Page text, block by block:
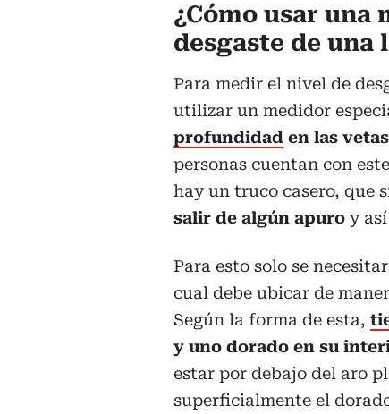
¿Cómo usar una
desgaste de una
Para medir el nivel de
utilizar un medidor
profundidad en las
personas cuentan con
hay un truco casero, que
salir de algún apuro y
Para esto solo se
cual debe ubicar de
Según la forma de esta,
y uno dorado en su
estar por debajo del aro
superficialmente el